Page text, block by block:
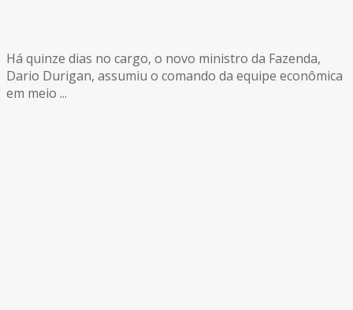
Há quinze dias no cargo, o novo ministro da Fazenda,
Dario Durigan, assumiu o comando da equipe econômica
em meio ...